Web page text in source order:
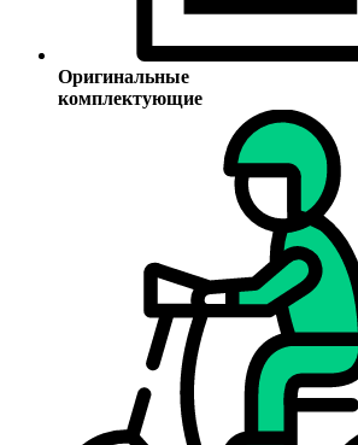
Оригинальные
комплектующие